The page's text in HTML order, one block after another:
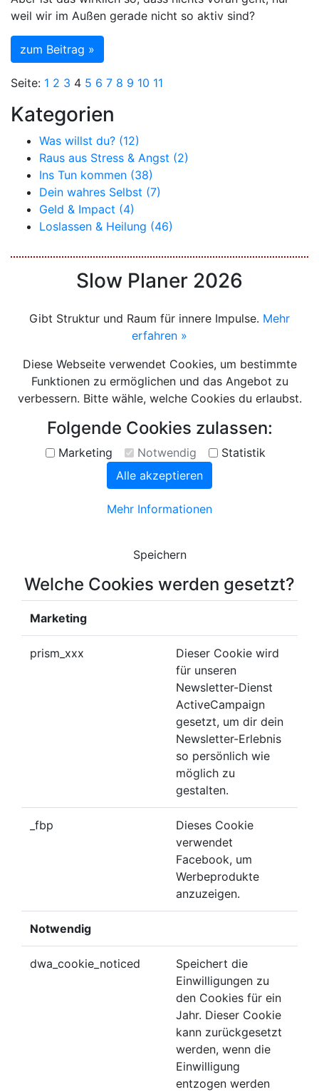
weil wir im Außen gerade nicht so aktiv sind?
zum Beitrag »
Seite: 1 2 3 4 5 6 7 8 9 10 11
Kategorien
Was willst du? (12)
Raus aus Stress & Angst (2)
Ins Tun kommen (38)
Dein wahres Selbst (7)
Geld & Impact (4)
Loslassen & Heilung (46)
Slow Planer 2026
Gibt Struktur und Raum für innere Impulse. Mehr
erfahren »
Diese Webseite verwendet Cookies, um bestimmte
Funktionen zu ermöglichen und das Angebot zu
verbessern. Bitte wähle, welche Cookies du erlaubst.
Folgende Cookies zulassen:
Marketing Notwendig
Statistik
Alle akzeptieren
Mehr Informationen
Speichern
Welche Cookies werden gesetzt?
Marketing
prism_xxx
Dieser Cookie wird
für unseren
Newsletter-Dienst
ActiveCampaign
gesetzt, um dir dein
Newsletter-Erlebnis
so persönlich wie
möglich zu
gestalten.
_fbp
Dieses Cookie
verwendet
Facebook, um
Werbeprodukte
anzuzeigen.
Notwendig
dwa_cookie_noticed
Speichert die
Einwilligungen zu
den Cookies für ein
Jahr. Dieser Cookie
kann zurückgesetzt
werden, wenn die
Einwilligung
entzogen werden